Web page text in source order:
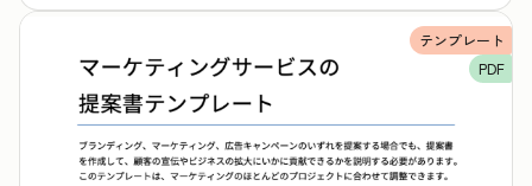
テンプレート
PDF